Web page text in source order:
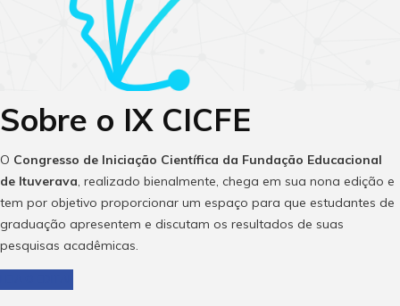
Sobre o IX CICFE
O Congresso de Iniciação Científica da Fundação Educacional
de Ituverava, realizado bienalmente, chega em sua nona edição e
tem por objetivo proporcionar um espaço para que estudantes de
graduação apresentem e discutam os resultados de suas
pesquisas acadêmicas.